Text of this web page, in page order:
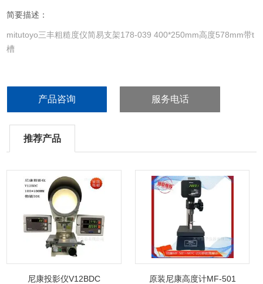
简要描述：
mitutoyo三丰粗糙度仪简易支架178-039 400*250mm高度578mm带t
槽
产品咨询 服务电话
推荐产品
尼康投影仪V12BDC 原装尼康高度计MF-501